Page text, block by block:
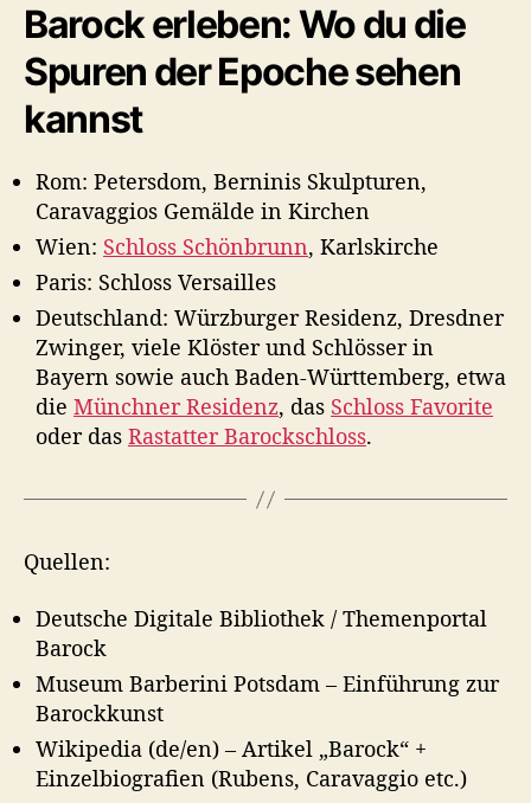
Barock erleben: Wo du die
Spuren der Epoche sehen
kannst
Rom: Petersdom, Berninis Skulpturen,
Caravaggios Gemälde in Kirchen
Wien: Schloss Schönbrunn, Karlskirche
Paris: Schloss Versailles
Deutschland: Würzburger Residenz, Dresdner
Zwinger, viele Klöster und Schlösser in
Bayern sowie auch Baden-Württemberg, etwa
die Münchner Residenz, das Schloss Favorite
oder das Rastatter Barockschloss.
Quellen:
Deutsche Digitale Bibliothek / Themenportal
Barock
Museum Barberini Potsdam – Einführung zur
Barockkunst
Wikipedia (de/en) – Artikel „Barock“ +
Einzelbiografien (Rubens, Caravaggio etc.)